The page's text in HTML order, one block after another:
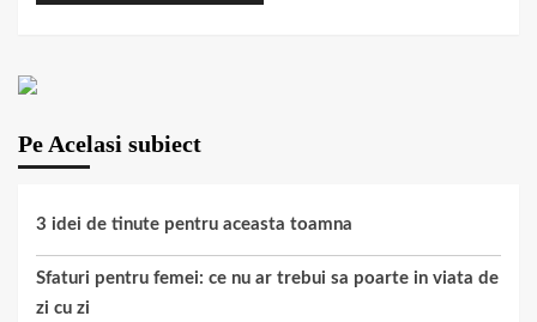
Pe Acelasi subiect
3 idei de tinute pentru aceasta toamna
Sfaturi pentru femei: ce nu ar trebui sa poarte in viata de
zi cu zi